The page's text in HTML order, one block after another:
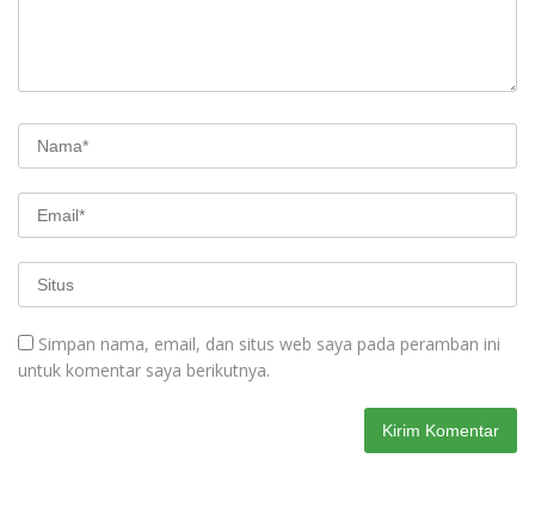
Simpan nama, email, dan situs web saya pada peramban ini
untuk komentar saya berikutnya.